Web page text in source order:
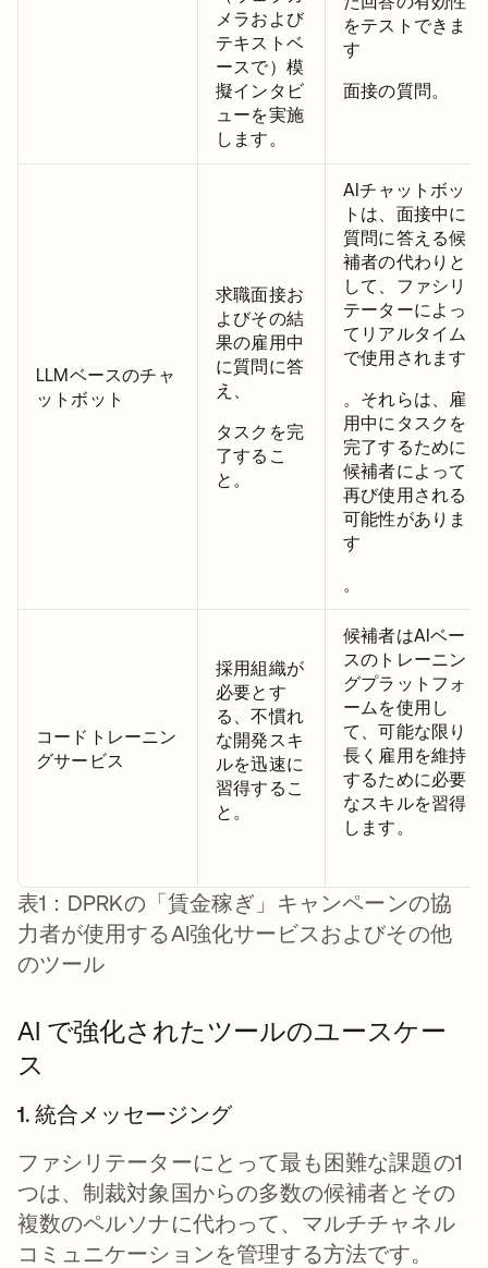
メラおよび
テキストベ
ースで）模
擬インタビ
ューを実施
します。
をテストできま
す
面接の質問。
LLMベースのチャ
ットボット
求職面接お
よびその結
果の雇用中
に質問に答
え、
タスクを完
了するこ
と。
AIチャットボッ
トは、面接中に
質問に答える候
補者の代わりと
して、ファシリ
テーターによっ
てリアルタイム
で使用されます
。それらは、雇
用中にタスクを
完了するために
候補者によって
再び使用される
可能性がありま
す
。
コードトレーニン
グサービス
採用組織が
必要とす
る、不慣れ
な開発スキ
ルを迅速に
習得するこ
と。
候補者はAIベー
スのトレーニン
グプラットフォ
ームを使用し
て、可能な限り
長く雇用を維持
するために必要
なスキルを習得
します。
表1：DPRKの「賃金稼ぎ」キャンペーンの協
力者が使用するAI強化サービスおよびその他
のツール
AI で強化されたツールのユースケー
ス
1. 統合メッセージング
ファシリテーターにとって最も困難な課題の1
つは、制裁対象国からの多数の候補者とその
複数のペルソナに代わって、マルチチャネル
コミュニケーションを管理する方法です。